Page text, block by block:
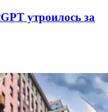
утроилось за